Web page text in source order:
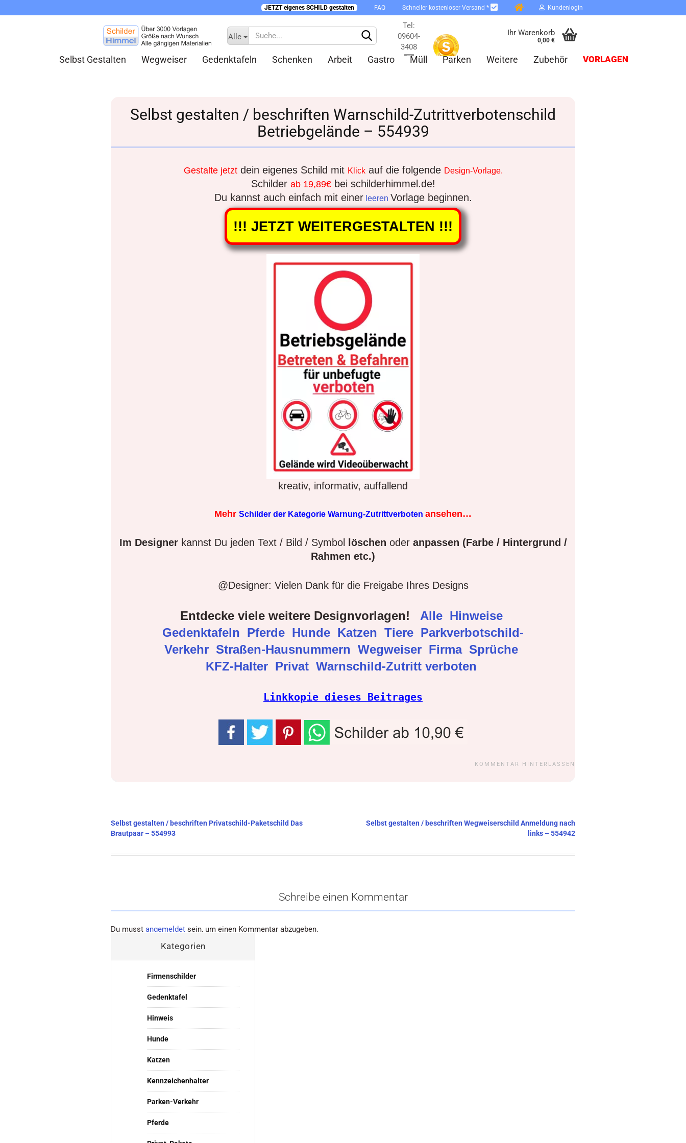
JETZT eigenes SCHILD gestalten FAQ Schneller kostenloser Versand * Kundenlogin
Konto erstellen
Passwort vergessen?
Alle
Tel:
09604-
3408
Ihr Warenkorb
0,00 €
Selbst Gestalten Wegweiser Gedenktafeln Schenken Arbeit Gastro Müll Parken Weitere Zubehör VORLAGEN
Selbst gestalten / beschriften Warnschild-Zutrittverbotenschild
Betriebgelände – 554939
Gestalte jetztdein eigenes Schild mit Klickauf die folgende Design-Vorlage.
Schilder ab 19,89€bei schilderhimmel.de!
Du kannst auch einfach mit einerleeren Vorlage beginnen.
!!! JETZT WEITERGESTALTEN !!!
kreativ, informativ, auffallend
Mehr Schilder der Kategorie Warnung-Zutrittverboten ansehen…
Im Designerkannst Du jeden Text / Bild / Symbol löschen oder anpassen (Farbe / Hintergrund /
Rahmen etc.)
@Designer: Vielen Dank für die Freigabe Ihres Designs
Entdecke viele weitere Designvorlagen! Alle
Hinweise
Gedenktafeln
Pferde Hunde Katzen Tiere
Parkverbotschild-
Verkehr Straßen-Hausnummern Wegweiser Firma Sprüche
KFZ-Halter
Privat Warnschild-Zutritt verboten
Linkkopie dieses Beitrages
KOMMENTAR HINTERLASSEN
Beitragsnavigation
Selbst gestalten / beschriften Privatschild-Paketschild Das
Brautpaar – 554993
Selbst gestalten / beschriften Wegweiserschild Anmeldung nach
links – 554942
Schreibe einen Kommentar
Du musst angemeldet sein, um einen Kommentar abzugeben.
Kategorien
Firmenschilder
Gedenktafel
Hinweis
Hunde
Katzen
Kennzeichenhalter
Parken-Verkehr
Pferde